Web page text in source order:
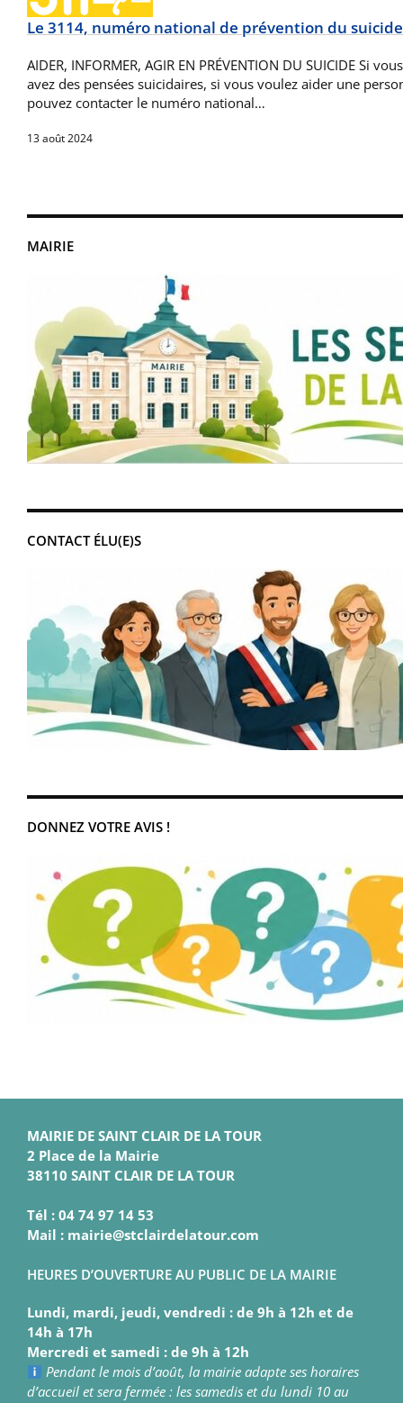
MAIRIE
CONTACT ÉLU(E)S
DONNEZ VOTRE AVIS !
Le 3114, numéro national de prévention du suicide
AIDER, INFORMER, AGIR EN PRÉVENTION DU SUICIDE Si
avez des pensées suicidaires, si vous voulez aider une
pouvez contacter le numéro national…
13 août 2024
MAIRIE DE SAINT CLAIR DE LA TOUR
2 Place de la Mairie
38110 SAINT CLAIR DE LA TOUR
Tél : 04 74 97 14 53
Mail : mairie@stclairdelatour.com
HEURES D’OUVERTURE AU PUBLIC DE LA MAIRIE
Lundi, mardi, jeudi, vendredi : de 9h à 12h et de
14h à 17h
Mercredi et samedi : de 9h à 12h
Pendant le mois d’août, la mairie adapte ses horaires
d’accueil et sera fermée : les samedis et du lundi 10 au